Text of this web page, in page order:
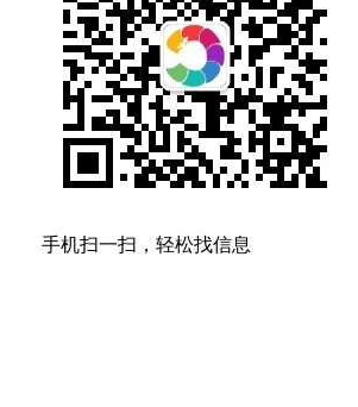
手机扫一扫，轻松找信息